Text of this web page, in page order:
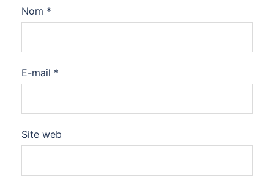
Nom *
E-mail *
Site web